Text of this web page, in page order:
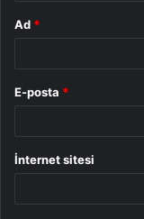
Ad *
E-posta *
İnternet sitesi